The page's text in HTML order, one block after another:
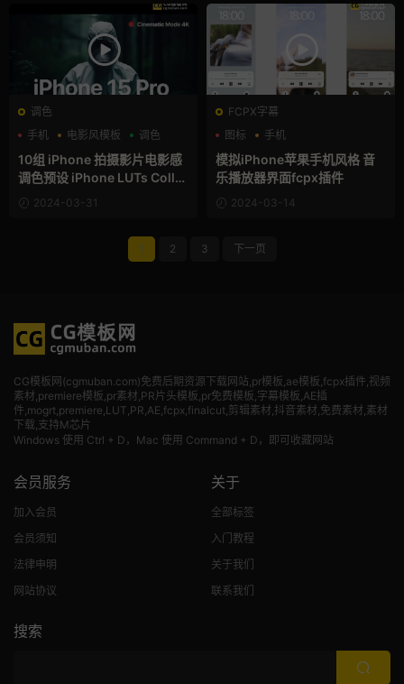
调色
手机
电影风模板 调色
10组 iPhone 拍摄影片电影感
调色预设 iPhone LUTs Colle
ction2024-03-31
FCPX字幕
图标
手机
支持Intel+M芯片
模拟iPhone苹果手机风格 音
乐播放器界面fcpx插件
2024-03-14
1 2 3 下一页
CG模板网(cgmuban.com)免费后期资源下载网站,pr模板,ae模板,fcpx插件,视频
素材,premiere模板,pr素材,PR片头模板,pr免费模板,字幕模板,AE插
件,mogrt,premiere,LUT,PR,AE,fcpx,finalcut,剪辑素材,抖音素材,免费素材,素材
下载,支持M芯片
Windows 使用 Ctrl + D，Mac 使用 Command + D，即可收藏网站
会员服务
加入会员
会员须知
法律申明
网站协议
关于
全部标签
入门教程
关于我们
联系我们
搜索